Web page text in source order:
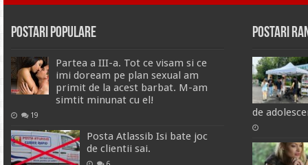
Postari Populare
Partea a III-a. Tot ce visam si ce
imi doream pe plan sexual am
primit de la acest barbat. M-am
simtit minunat cu el!
19
Posta Atlassib Isi bate joc
de clientii sai.
Postari
de